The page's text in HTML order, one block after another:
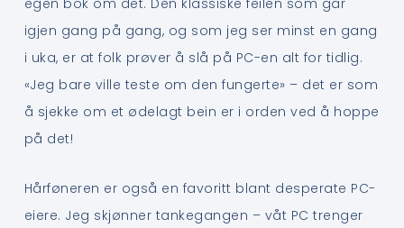
egen bok om det. Den klassiske feilen som går
igjen gang på gang, og som jeg ser minst en gang
i uka, er at folk prøver å slå på PC-en alt for tidlig.
«Jeg bare ville teste om den fungerte» – det er som
å sjekke om et ødelagt bein er i orden ved å hoppe
på det!
Hårføneren er også en favoritt blant desperate PC-
eiere. Jeg skjønner tankegangen – våt PC trenger